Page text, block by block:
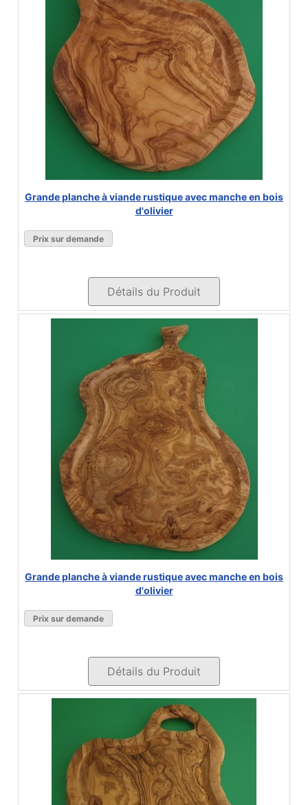
Grande planche à viande rustique avec manche en bois
d'olivier
Prix sur demande
Détails du Produit
Grande planche à viande rustique avec manche en bois
d'olivier
Prix sur demande
Détails du Produit